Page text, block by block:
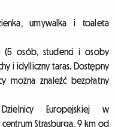
umywalka i toaleta
(5 osób, studenci i osoby
i idylliczny taras. Dostępny
znaleźć bezpłatny
Europejskiej w
Strasburga, 9 km od